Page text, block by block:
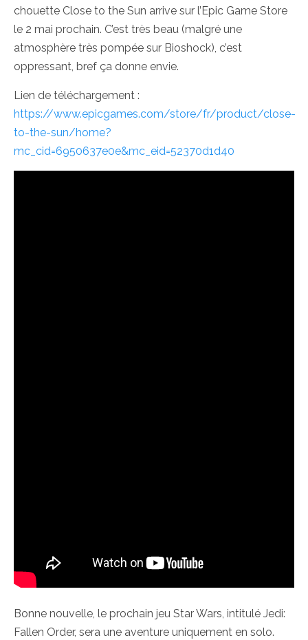
chouette Close to the Sun arrive sur l’Epic Game Store
le 2 mai prochain. C’est très beau (malgré une
atmosphère très pompée sur Bioshock), c’est
oppressant, bref ça donne envie.
Lien de téléchargement :
https://www.epicgames.com/store/fr/product/close-
to-the-sun/home?
mc_cid=6950637e0e&mc_eid=52370d1d40
Bonne nouvelle, le prochain jeu Star Wars, intitulé Jedi:
Fallen Order, sera une aventure uniquement en solo.